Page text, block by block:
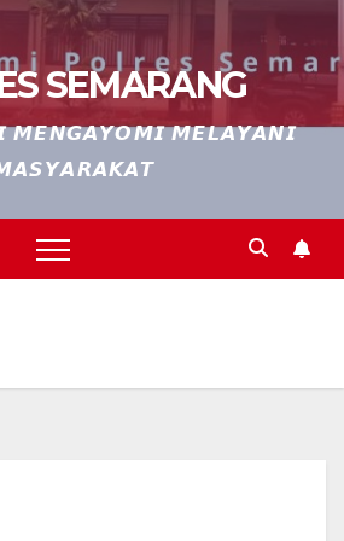
SEMARANG
𝙈𝙀𝙉𝙂𝘼𝙔𝙊𝙈𝙄 𝙈𝙀𝙇𝘼𝙔𝘼𝙉𝙄